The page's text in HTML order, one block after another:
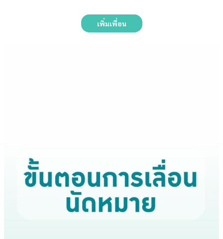
เพิ่มเพื่อน